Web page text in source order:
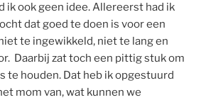
ik ook geen idee. Allereerst had ik
dat goed te doen is voor een
te ingewikkeld, niet te lang en
Daarbij zat toch een pittig stuk om
te houden. Dat heb ik opgestuurd
mom van, wat kunnen we